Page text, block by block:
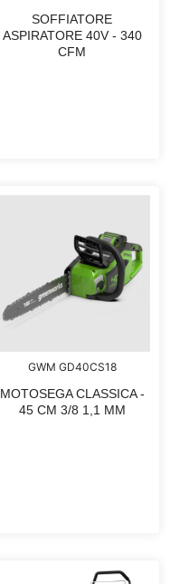
SOFFIATORE
ASPIRATORE 40V - 340
CFM
GWM GD40CS18
MOTOSEGA CLASSICA -
45 CM 3/8 1,1 MM